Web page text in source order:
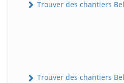
Trouver des chantiers
Trouver des chantiers